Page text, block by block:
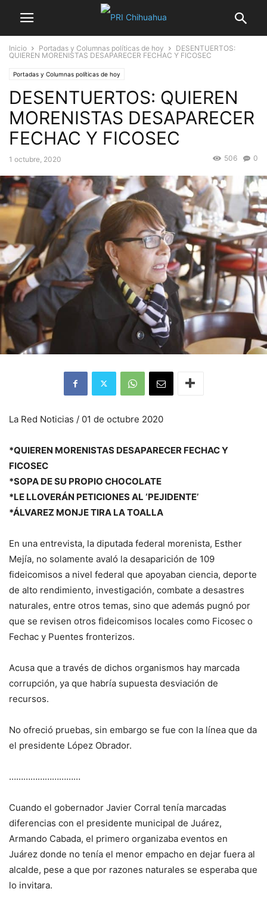
Inicio Portadas y Columnas políticas de hoy
DESENTUERTOS:
QUIEREN MORENISTAS DESAPARECER FECHAC Y FICOSEC
Portadas y Columnas políticas de hoy
DESENTUERTOS: QUIEREN
MORENISTAS DESAPARECER
FECHAC Y FICOSEC
1 octubre, 2020 0
506
La Red Noticias / 01 de octubre 2020
*QUIEREN MORENISTAS DESAPARECER FECHAC Y
FICOSEC
*SOPA DE SU PROPIO CHOCOLATE
*LE LLOVERÁN PETICIONES AL ‘PEJIDENTE’
*ÁLVAREZ MONJE TIRA LA TOALLA
En una entrevista, la diputada federal morenista, Esther
Mejía, no solamente avaló la desaparición de 109
fideicomisos a nivel federal que apoyaban ciencia, deporte
de alto rendimiento, investigación, combate a desastres
naturales, entre otros temas, sino que además pugnó por
que se revisen otros fideicomisos locales como Ficosec o
Fechac y Puentes fronterizos.
Acusa que a través de dichos organismos hay marcada
corrupción, ya que habría supuesta desviación de
recursos.
No ofreció pruebas, sin embargo se fue con la línea que da
el presidente López Obrador.
…………………………
Cuando el gobernador Javier Corral tenía marcadas
diferencias con el presidente municipal de Juárez,
Armando Cabada, el primero organizaba eventos en
Juárez donde no tenía el menor empacho en dejar fuera al
alcalde, pese a que por razones naturales se esperaba que
lo invitara.